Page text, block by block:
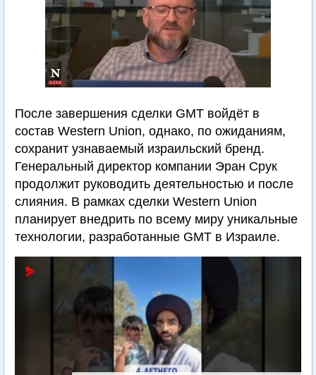
После завершения сделки GMT войдёт в
состав Western Union, однако, по ожиданиям,
сохранит узнаваемый израильский бренд.
Генеральный директор компании Эран Срук
продолжит руководить деятельностью и после
слияния. В рамках сделки Western Union
планирует внедрить по всему миру уникальные
технологии, разработанные GMT в Израиле.